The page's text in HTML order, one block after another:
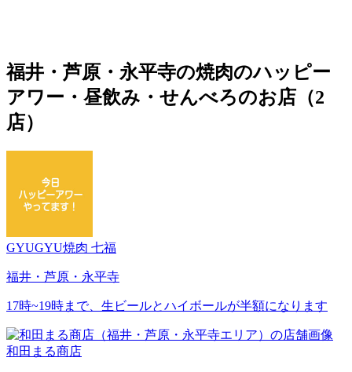
福井・芦原・永平寺の焼肉のハッピー
アワー・昼飲み・せんべろのお店（2
店）
GYUGYU焼肉 七福
福井・芦原・永平寺
17時~19時まで、生ビールとハイボールが半額になります
和田まる商店